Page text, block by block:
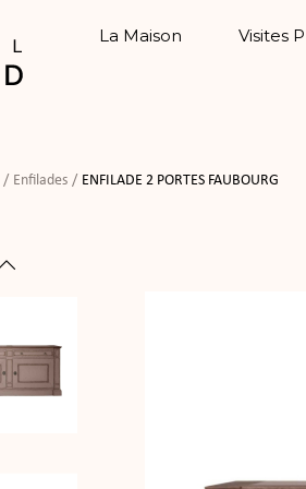
La Maison Visites
Enfilades ENFILADE 2 PORTES FAUBOURG